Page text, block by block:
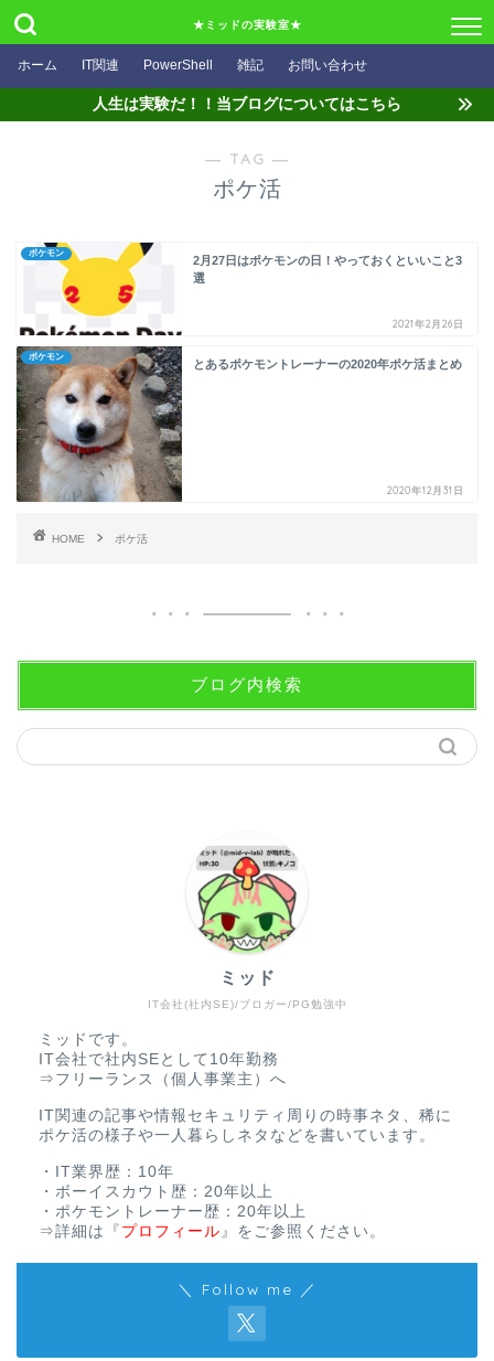
★ミッドの実験室★
ホーム IT関連 PowerShell 雑記 お問い合わせ
人生は実験だ！！当ブログについてはこちら
― TAG ―
ポケ活
ポケモン
2月27日はポケモンの日！やっておくといいこと3
選
2021年2月26日
ポケモン
とあるポケモントレーナーの2020年ポケ活まとめ
2020年12月31日
HOME ポケ活
ブログ内検索
IT会社(社内SE)/ブロガー/PG勉強中
ミッド
ミッドです。
IT会社で社内SEとして10年勤務
⇒フリーランス（個人事業主）へ
IT関連の記事や情報セキュリティ周りの時事ネタ、稀に
ポケ活の様子や一人暮らしネタなどを書いています。
・IT業界歴：10年
・ボーイスカウト歴：20年以上
・ポケモントレーナー歴：20年以上
⇒詳細は
『 プロフィール 』 をご参照ください。
＼ Follow me ／